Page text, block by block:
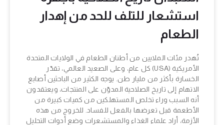
استشعار للتلف للحد من إهدار
الطعام
تُهدر مئات الملايين من أطنان الطعام في الولايات المتحدة
الأمريكية (USA) كل عام، وعلى الصعيد العالمي، تقدّر
الخسارة بأكثر من مليار طن. يوجه الكثير من الباحثين أصابع
الاتهام إلى تاريخ الصلاحية المدوّن على المنتجات، ويعتقدون
أنه السبب وراء تخلص المستهلكين من كميات كبيرة من
الأطعمة قبل تعرضها بالفعل للفساد. للخروج من هذه
الأزمة، أراد علماء الغذاء والمستشعرات وضع أدوات التحليل